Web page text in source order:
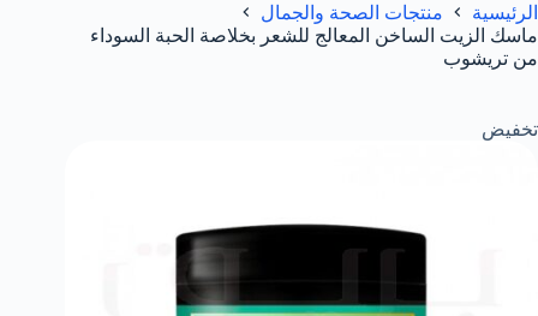
الرئيسية
منتجات الصحة والجمال
ماسك الزيت الساخن المعالج للشعر بخلاصة الحبة السوداء
من تريشوب
تخفيض